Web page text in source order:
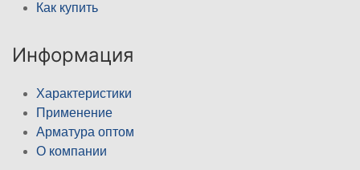
Как купить
Информация
Характеристики
Применение
Арматура оптом
О компании